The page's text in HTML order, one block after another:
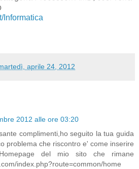
Informatica
aprile 24, 2012
2012 alle ore 03:20
complimenti,ho seguito la tua guida
problema che riscontro e' come inserire
del mio sito che rimane
index.php?route=common/home